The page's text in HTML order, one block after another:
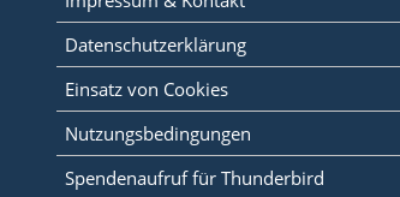
Datenschutzerklärung
Einsatz von Cookies
Nutzungsbedingungen
Spendenaufruf für Thunderbird